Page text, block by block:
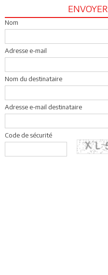
Nom
Adresse e-mail
Nom du destinataire
Adresse e-mail destinataire
Code de sécurité